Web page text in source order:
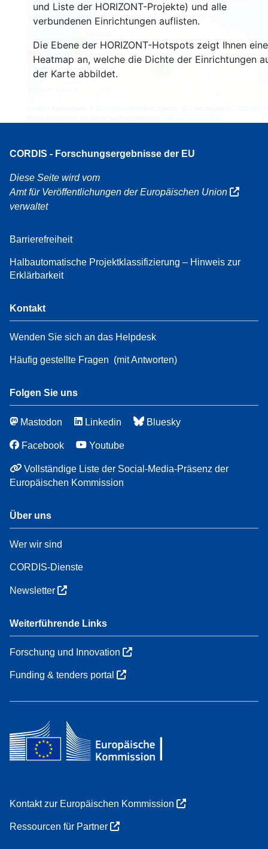
und Liste der HORIZONT-Projekte) und alle
verbundenen Einrichtungen auflisten.
Die Ebene der HORIZONT-Hotspots zeigt Ihnen eine
Heatmap an, welche die Dichte der Einrichtungen
der Karte abbildet.
4
160
CORDIS - Forschungsergebnisse der EU
Diese Seite wird vom
Amt für Veröffentlichungen der Europäischen Union
verwaltet
Barrierefreiheit
Halbautomatische Projektklassifizierung – Hinweis zur
Erklärbarkeit
Kontakt
Wenden Sie sich an das Helpdesk
Häufig gestellte Fragen (mit Antworten)
Folgen Sie uns
Mastodon Linkedin Bluesky
Facebook Youtube
Vollständige Liste der Social-Media-Präsenz der
Europäischen Kommission
Über uns
Wer wir sind
CORDIS-Dienste
Newsletter
Weiterführende Links
Forschung und Innovation
Funding & tenders portal
Kontakt zur Europäischen Kommission
Ressourcen für Partner